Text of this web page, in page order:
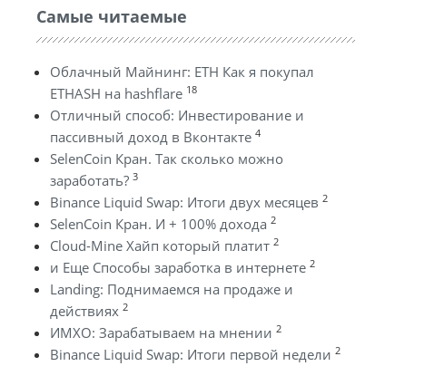
Самые читаемые
Облачный Майнинг: ETH Как я покупал
ETHASH на hashflare 18
Отличный способ: Инвестирование и
пассивный доход в Вконтакте 4
SelenCoin Кран. Так сколько можно
заработать? 3
Binance Liquid Swap: Итоги двух месяцев 2
SelenCoin Кран. И + 100% дохода 2
Cloud-Mine Хайп который платит 2
и Еще Способы заработка в интернете 2
Landing: Поднимаемся на продаже и
действиях 2
ИМХО: Зарабатываем на мнении 2
Binance Liquid Swap: Итоги первой недели 2